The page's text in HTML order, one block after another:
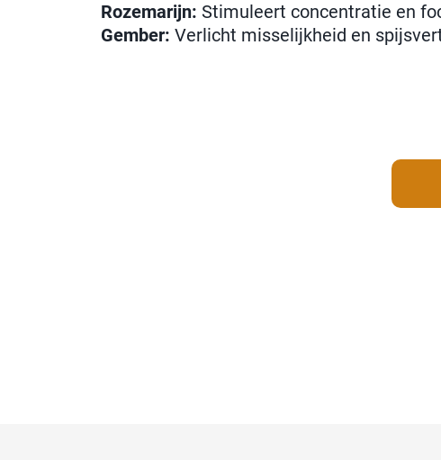
Rozemarijn: Stimuleert concentratie en
Gember: Verlicht misselijkheid en